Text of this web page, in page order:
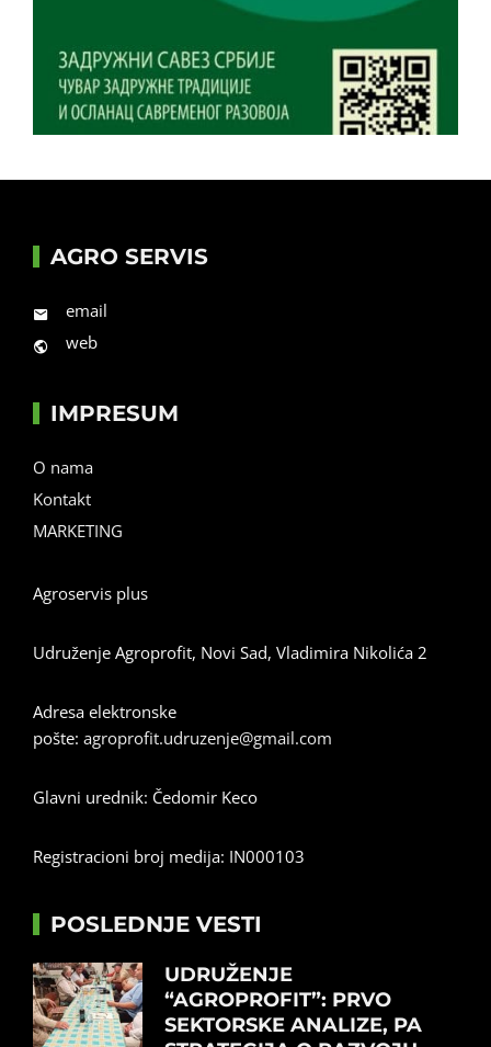
AGRO SERVIS
email
web
IMPRESUM
O nama
Kontakt
MARKETING
Agroservis plus
Udruženje Agroprofit, Novi Sad, Vladimira Nikolića 2
Adresa elektronske
pošte: agroprofit.udruzenje@gmail.com
Glavni urednik: Čedomir Keco
Registracioni broj medija: IN000103
POSLEDNJE VESTI
UDRUŽENJE
“AGROPROFIT”: PRVO
SEKTORSKE ANALIZE, PA